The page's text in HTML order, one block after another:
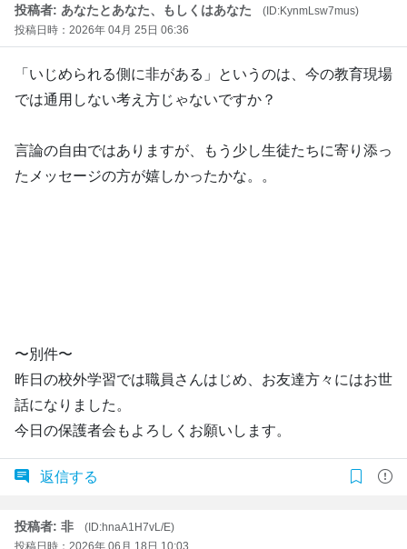
投稿者: あなたとあなた、もしくはあなた
(ID:KynmLsw7mus)
投稿日時：2026年 04月 25日 06:36
「いじめられる側に非がある」というのは、今の教育現場
では通用しない考え方じゃないですか？
言論の自由ではありますが、もう少し生徒たちに寄り添っ
たメッセージの方が嬉しかったかな。。
〜別件〜
昨日の校外学習では職員さんはじめ、お友達方々にはお世
話になりました。
今日の保護者会もよろしくお願いします。
返信する
投稿者: 非
(ID:hnaA1H7vL/E)
投稿日時：2026年 06月 18日 10:03